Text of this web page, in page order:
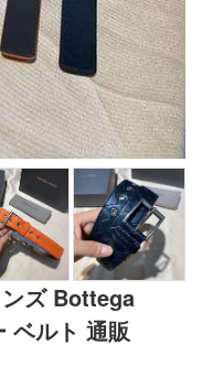
ズ Bottega
ベルト 通販